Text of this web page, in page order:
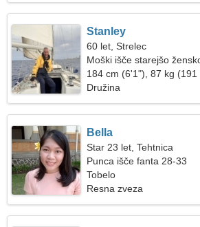
Stanley
60 let, Strelec
Moški išče starejšo
184 cm (6'1"), 87 kg (191
Družina
Bella
Star 23 let, Tehtnica
Punca išče fanta 28-33
Tobelo
Resna zveza